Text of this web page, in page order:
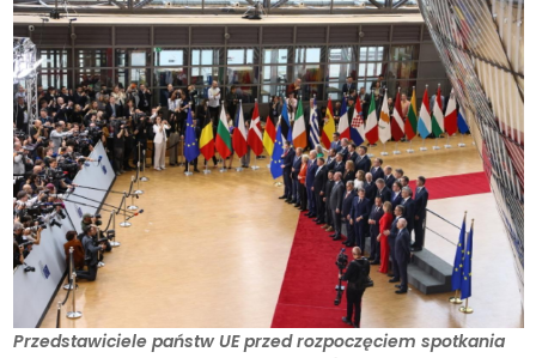
Przedstawiciele państw UE przed rozpoczęciem spotkania